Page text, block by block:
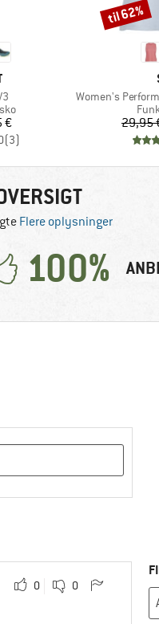
€
(3)
Artikel
Women's
29,95
Rabat
til 62%
Flere oplysninger
100%
0 0